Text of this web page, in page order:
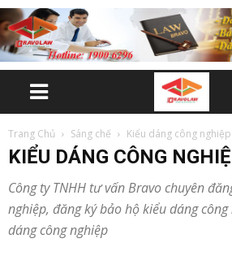
Trang Chủ Sáng chế Kiểu dáng công nghiệp
KIỂU DÁNG CÔNG
Công ty TNHH tư vấn Bravo chuyên
nghiệp, đăng ký bảo hộ kiểu dáng
dáng công nghiệp